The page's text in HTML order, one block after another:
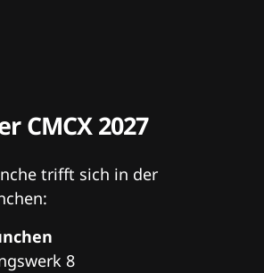
CMCX 2027
trifft sich in der
8